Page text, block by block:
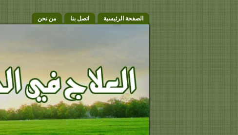
الصفحة الرئيسية اتصل بنا من نحن